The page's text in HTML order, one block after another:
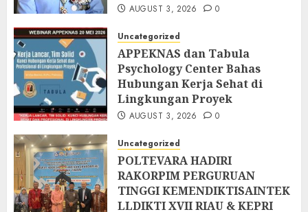
AUGUST 3, 2026 0
Uncategorized
APPEKNAS dan Tabula
Psychology Center Bahas
Hubungan Kerja Sehat di
Lingkungan Proyek
AUGUST 3, 2026 0
Uncategorized
POLTEVARA HADIRI
RAKORPIM PERGURUAN
TINGGI KEMENDIKTISAINTEK
LLDIKTI XVII RIAU & KEPRI